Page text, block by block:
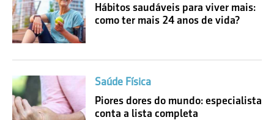
Hábitos saudáveis para viver mais:
como ter mais 24 anos de vida?
Saúde Física
Piores dores do mundo: especialista
conta a lista completa